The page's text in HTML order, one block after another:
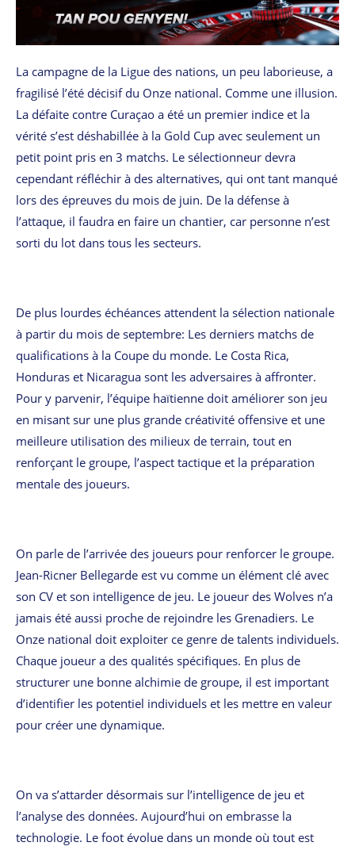
La campagne de la Ligue des nations, un peu laborieuse, a
fragilisé l’été décisif du Onze national. Comme une illusion.
La défaite contre Curaçao a été un premier indice et la
vérité s’est déshabillée à la Gold Cup avec seulement un
petit point pris en 3 matchs. Le sélectionneur devra
cependant réfléchir à des alternatives, qui ont tant manqué
lors des épreuves du mois de juin. De la défense à
l’attaque, il faudra en faire un chantier, car personne n’est
sorti du lot dans tous les secteurs.
De plus lourdes échéances attendent la sélection nationale
à partir du mois de septembre: Les derniers matchs de
qualifications à la Coupe du monde. Le Costa Rica,
Honduras et Nicaragua sont les adversaires à affronter.
Pour y parvenir, l’équipe haïtienne doit améliorer son jeu
en misant sur une plus grande créativité offensive et une
meilleure utilisation des milieux de terrain, tout en
renforçant le groupe, l’aspect tactique et la préparation
mentale des joueurs.
On parle de l’arrivée des joueurs pour renforcer le groupe.
Jean-Ricner Bellegarde est vu comme un élément clé avec
son CV et son intelligence de jeu. Le joueur des Wolves n’a
jamais été aussi proche de rejoindre les Grenadiers. Le
Onze national doit exploiter ce genre de talents individuels.
Chaque joueur a des qualités spécifiques. En plus de
structurer une bonne alchimie de groupe, il est important
d’identifier les potentiel individuels et les mettre en valeur
pour créer une dynamique.
On va s’attarder désormais sur l’intelligence de jeu et
l’analyse des données. Aujourd’hui on embrasse la
technologie. Le foot évolue dans un monde où tout est